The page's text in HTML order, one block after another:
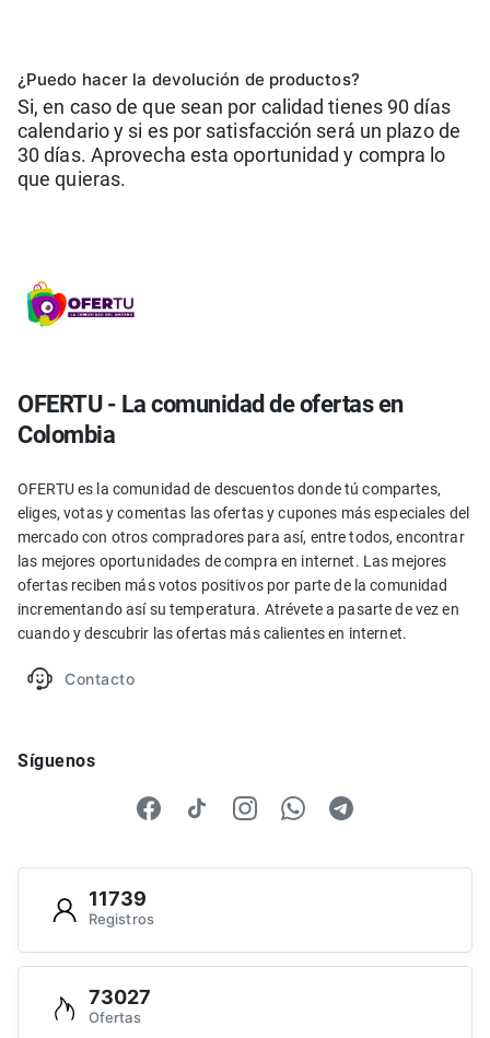
¿Puedo hacer la devolución de productos?
Si, en caso de que sean por calidad tienes 90 días
calendario y si es por satisfacción será un plazo de
30 días. Aprovecha esta oportunidad y compra lo
que quieras.
OFERTU - La comunidad de ofertas en
Colombia
OFERTU es la comunidad de descuentos donde tú compartes,
eliges, votas y comentas las ofertas y cupones más especiales del
mercado con otros compradores para así, entre todos, encontrar
las mejores oportunidades de compra en internet. Las mejores
ofertas reciben más votos positivos por parte de la comunidad
incrementando así su temperatura. Atrévete a pasarte de vez en
cuando y descubrir las ofertas más calientes en internet.
Contacto
Síguenos
11739
Registros
73027
Ofertas